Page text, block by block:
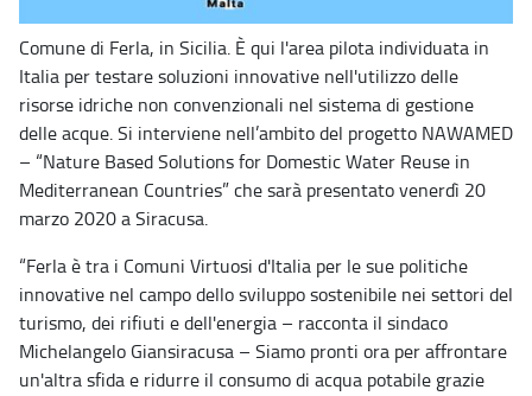
Comune di Ferla, in Sicilia. È qui l'area pilota individuata in
Italia per testare soluzioni innovative nell'utilizzo delle
risorse idriche non convenzionali nel sistema di gestione
delle acque. Si interviene nell’ambito del progetto NAWAMED
– “Nature Based Solutions for Domestic Water Reuse in
Mediterranean Countries” che sarà presentato venerdì 20
marzo 2020 a Siracusa.
“Ferla è tra i Comuni Virtuosi d'Italia per le sue politiche
innovative nel campo dello sviluppo sostenibile nei settori del
turismo, dei rifiuti e dell'energia – racconta il sindaco
Michelangelo Giansiracusa – Siamo pronti ora per affrontare
un'altra sfida e ridurre il consumo di acqua potabile grazie